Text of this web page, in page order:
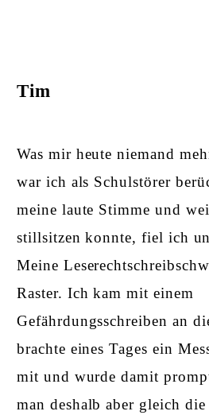
Tim
Was mir heute niemand
war ich als Schulstörer
meine laute Stimme und
stillsitzen konnte, fiel ich
Meine
Raster. Ich kam mit einem
Gefährdungsschreiben an
brachte eines Tages ein
mit und wurde damit
man deshalb aber gleich